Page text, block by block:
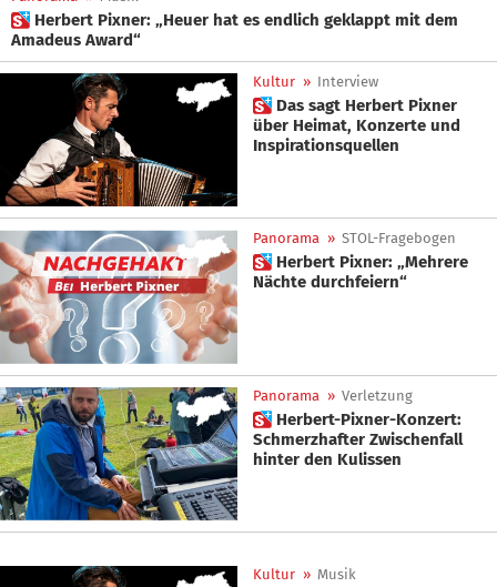
 Herbert Pixner: „Heuer hat es endlich geklappt mit dem
Amadeus Award“
Kultur » Interview
 Das sagt Herbert Pixner
über Heimat, Konzerte und
Inspirationsquellen
Panorama » STOL-Fragebogen
 Herbert Pixner: „Mehrere
Nächte durchfeiern“
Panorama » Verletzung
 Herbert-Pixner-Konzert:
Schmerzhafter Zwischenfall
hinter den Kulissen
Kultur » Musik